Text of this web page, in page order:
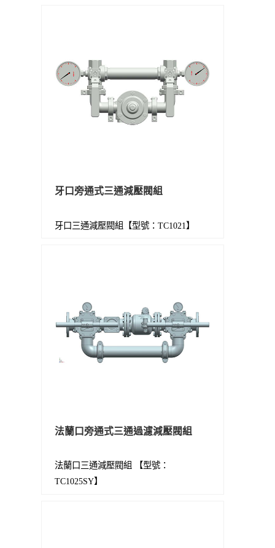
牙口旁通式三通減壓閥組
牙口三通減壓閥組【型號：TC1021】
法蘭口旁通式三通過濾減壓閥組
法蘭口三通減壓閥組 【型號：
TC1025SY】